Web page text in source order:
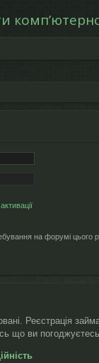
на форумі цього
Реєстрація
що ви